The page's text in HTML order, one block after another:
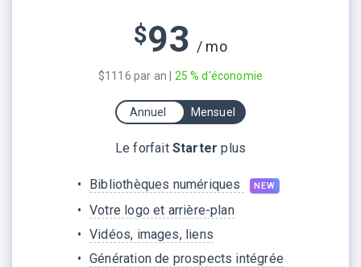
$93 / mo
$1116 par an | 25 % d'économie
Annuel Mensuel
Le forfait Starter plus
Bibliothèques numériques NEW
Votre logo et arrière-plan
Vidéos, images, liens
Génération de prospects intégrée